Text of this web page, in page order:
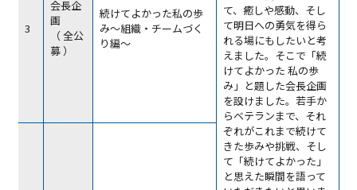
て、癒しや感動、そし
て明日への勇気を得ら
れる場にもしたいと考
えました。そこで「続
けてよかった 私の歩
み」と題した会長企画
を設けました。若手か
らベテランまで、それ
ぞれがこれまで続けて
きた歩みや挑戦、そし
て「続けてよかった」
と思えた瞬間を語って
3
会長企
画
（ 全公
募 ）
続けてよかった私の歩
み～組織・チームづく
り編～